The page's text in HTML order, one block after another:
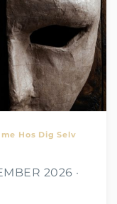
Hos Dig Selv
2026 ·